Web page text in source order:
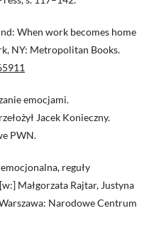
When work becomes home
NY: Metropolitan Books.
emocjami.
Jacek Konieczny.
PWN.
reguły
Małgorzata Rajtar, Justyna
Narodowe Centrum